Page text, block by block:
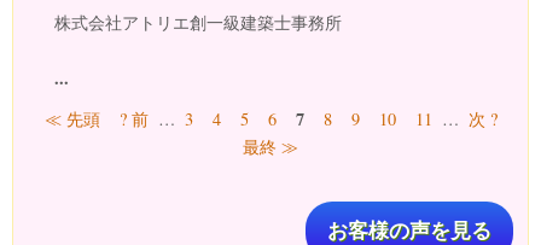
株式会社アトリエ創一級建築士事務所
...
ページ
≪ 先頭 ? 前 … 3 4 5 6 7 8 9 10 11 … 次 ?
最終 ≫
お客様の声を見る